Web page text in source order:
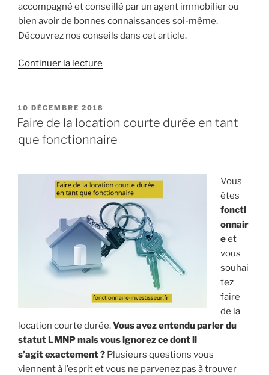
accompagné et conseillé par un agent immobilier ou
bien avoir de bonnes connaissances soi-même.
Découvrez nos conseils dans cet article.
Continuer la lecture
appartement
rapidement
aux
quelques
conseils »
PUBLIÉ
LE
10 DÉCEMBRE 2018
Faire de la location courte durée en tant
que fonctionnaire
Vous
êtes
foncti
onnair
eet
vous
souhai
tez
faire
de la
location courte durée.Vous avez entendu parler du
statut LMNP mais vous ignorez ce dont il
s’agit exactement ? Plusieurs questions vous
viennent à l’esprit et vous ne parvenez pas à trouver